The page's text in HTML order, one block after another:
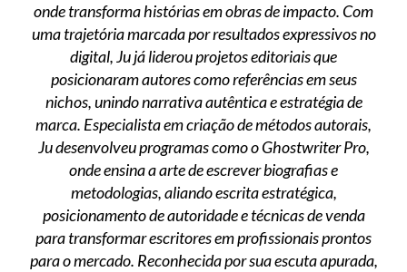
onde transforma histórias em obras de impacto. Com
uma trajetória marcada por resultados expressivos no
digital, Ju já liderou projetos editoriais que
posicionaram autores como referências em seus
nichos, unindo narrativa autêntica e estratégia de
marca. Especialista em criação de métodos autorais,
Ju desenvolveu programas como o Ghostwriter Pro,
onde ensina a arte de escrever biografias e
metodologias, aliando escrita estratégica,
posicionamento de autoridade e técnicas de venda
para transformar escritores em profissionais prontos
para o mercado. Reconhecida por sua escuta apurada,